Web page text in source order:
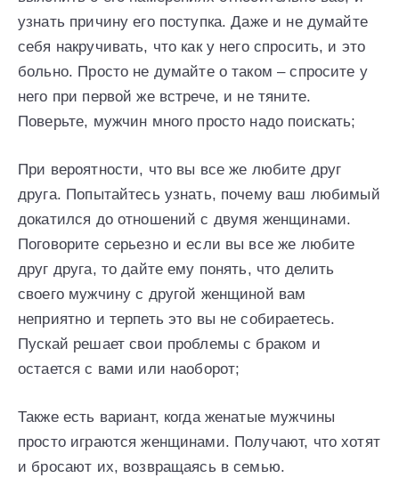
узнать причину его поступка. Даже и не думайте
себя накручивать, что как у него спросить, и это
больно. Просто не думайте о таком – спросите у
него при первой же встрече, и не тяните.
Поверьте, мужчин много просто надо поискать;
При вероятности, что вы все же любите друг
друга. Попытайтесь узнать, почему ваш любимый
докатился до отношений с двумя женщинами.
Поговорите серьезно и если вы все же любите
друг друга, то дайте ему понять, что делить
своего мужчину с другой женщиной вам
неприятно и терпеть это вы не собираетесь.
Пускай решает свои проблемы с браком и
остается с вами или наоборот;
Также есть вариант, когда женатые мужчины
просто играются женщинами. Получают, что хотят
и бросают их, возвращаясь в семью.